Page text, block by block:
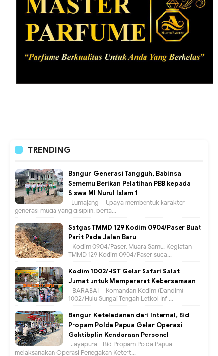
TRENDING
Bangun Generasi Tangguh, Babinsa
Sememu Berikan Pelatihan PBB kepada
Siswa MI Nurul Islam 1
Lumajang – Upaya membentuk karakter
generasi muda yang disiplin, berta...
Satgas TMMD 129 Kodim 0904/Paser Buat
Parit Pada Jalan Baru
Kodim 0904/Paser, Muara Samu. Kegiatan
TMMD 129 Kodim 0904/Paser suda...
Kodim 1002/HST Gelar Safari Salat
Jumat untuk Mempererat Kebersamaan
BARABAI – Komandan Kodim (Dandim)
1002/Hulu Sungai Tengah Letkol Inf ...
Bangun Keteladanan dari Internal, Bid
Propam Polda Papua Gelar Operasi
Gaktibplin Kendaraan Personel
Jayapura –Bid Propam Polda Papua
melaksanakan Operasi Penegakan Ketert...